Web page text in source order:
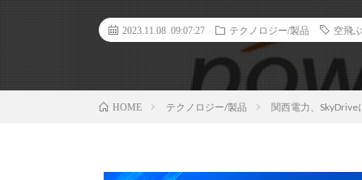
2023.11.08 09:07:27 テクノロジー/製品 空飛
HOME テクノロジー/製品 関西電力、SkyDrive